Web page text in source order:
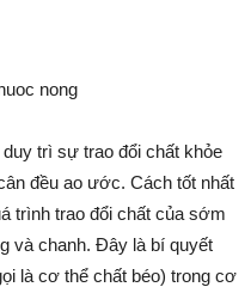
trì sự trao đổi chất khỏe
đều ao ước. Cách tốt nhất
trình trao đổi chất của sớm
và chanh. Đây là bí quyết
là cơ thể chất béo) trong cơ